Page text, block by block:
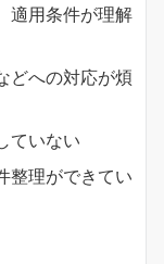
適用条件が理解
どへの対応が煩
ていない
整理ができてい